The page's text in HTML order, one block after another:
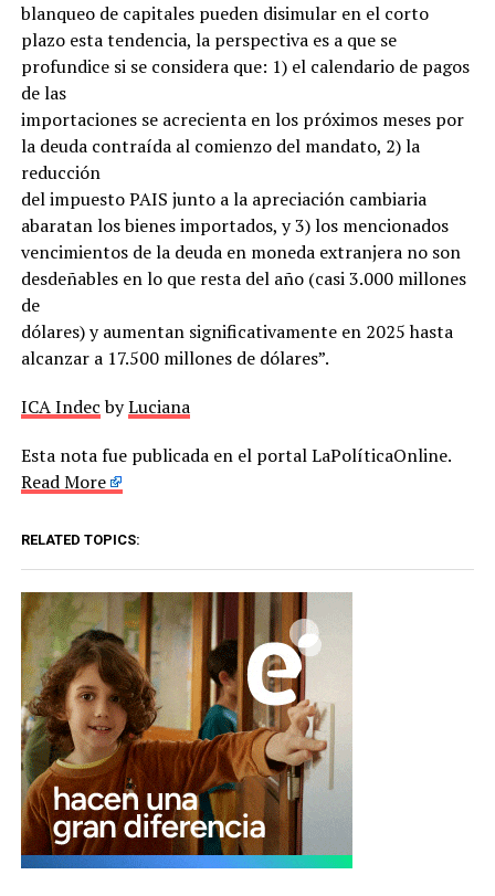
blanqueo de capitales pueden disimular en el corto
plazo esta tendencia, la perspectiva es a que se
profundice si se considera que: 1) el calendario de pagos
de las
importaciones se acrecienta en los próximos meses por
la deuda contraída al comienzo del mandato, 2) la
reducción
del impuesto PAIS junto a la apreciación cambiaria
abaratan los bienes importados, y 3) los mencionados
vencimientos de la deuda en moneda extranjera no son
desdeñables en lo que resta del año (casi 3.000 millones
de
dólares) y aumentan significativamente en 2025 hasta
alcanzar a 17.500 millones de dólares”.
ICA IndecbyLuciana
Esta nota fue publicada en el portal LaPolíticaOnline.
Read More
RELATED TOPICS: